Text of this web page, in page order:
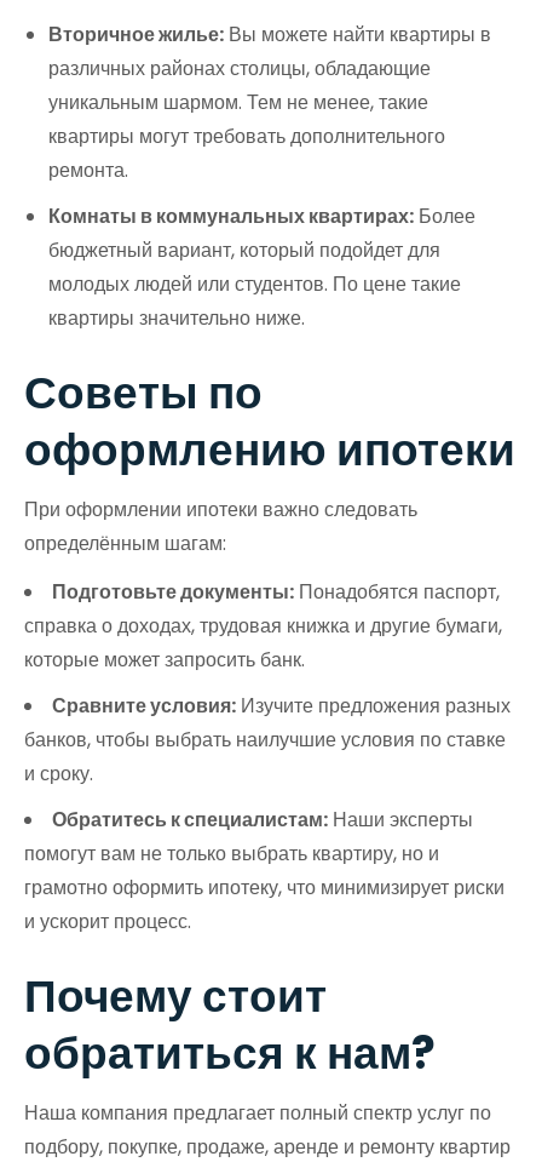
Вторичное жилье: Вы можете найти квартиры в
различных районах столицы, обладающие
уникальным шармом. Тем не менее, такие
квартиры могут требовать дополнительного
ремонта.
Комнаты в коммунальных квартирах: Более
бюджетный вариант, который подойдет для
молодых людей или студентов. По цене такие
квартиры значительно ниже.
Советы по
оформлению ипотеки
При оформлении ипотеки важно следовать
определённым шагам:
Подготовьте документы: Понадобятся паспорт,
справка о доходах, трудовая книжка и другие бумаги,
которые может запросить банк.
Сравните условия: Изучите предложения разных
банков, чтобы выбрать наилучшие условия по ставке
и сроку.
Обратитесь к специалистам: Наши эксперты
помогут вам не только выбрать квартиру, но и
грамотно оформить ипотеку, что минимизирует риски
и ускорит процесс.
Почему стоит
обратиться к нам?
Наша компания предлагает полный спектр услуг по
подбору, покупке, продаже, аренде и ремонту квартир